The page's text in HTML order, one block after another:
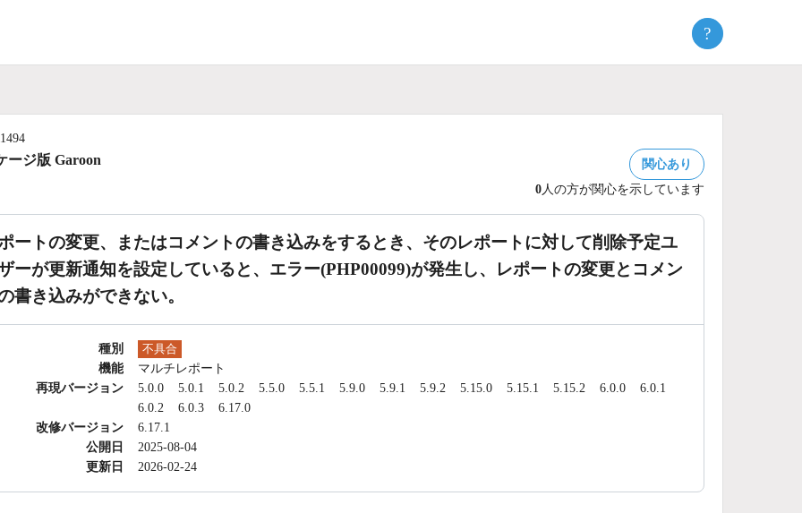
?
ージ版 Garoon
関心あり
0人の方が関心を示しています
ートの変更、またはコメントの書き込みをするとき、そのレポートに対して削除予定ユ
ーが更新通知を設定していると、エラー(PHP00099)が発生し、レポートの変更とコメン
の書き込みができない。
種別 不具合
機能
マルチレポート
再現バージョン
5.0.0 5.0.1 5.0.2 5.5.0 5.5.1 5.9.0 5.9.1 5.9.2 5.15.0 5.15.1 5.15.2 6.0.0
6.0.1
6.0.2
6.0.3
6.17.0
改修バージョン
6.17.1
公開日
2025-08-04
更新日
2026-02-24